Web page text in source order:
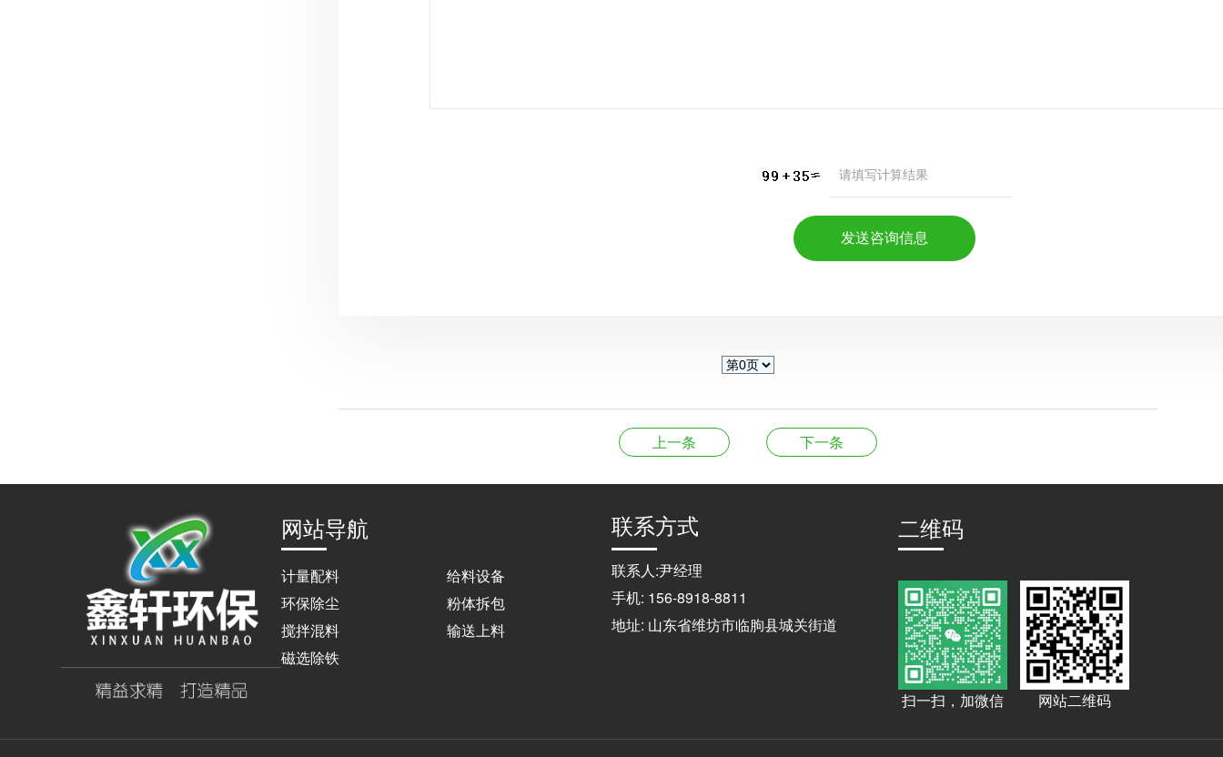
上一条 下一条
网站导航
计量配料
给料设备
环保除尘
粉体拆包
搅拌混料
输送上料
磁选除铁
联系方式
联系人:尹经理
手机: 156-8918-8811
地址: 山东省维坊市临朐县城关街道
二维码
扫一扫，加微信 网站二维码